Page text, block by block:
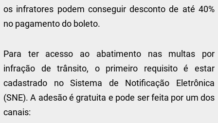
os infratores podem conseguir desconto de até 40%
no pagamento do boleto.
Para ter acesso ao abatimento nas multas por
infração de trânsito, o primeiro requisito é estar
cadastrado no Sistema de Notificação Eletrônica
(SNE). A adesão é gratuita e pode ser feita por um dos
canais: